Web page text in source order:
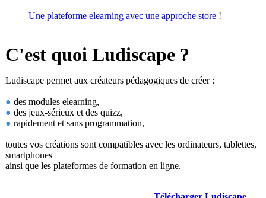
Une plateforme elearning avec une approche store !
C'est quoi Ludiscape ?
Ludiscape permet aux créateurs pédagogiques de créer :
● des modules elearning,
● des jeux-sérieux et des quizz,
● rapidement et sans programmation,
toutes vos créations sont compatibles avec les ordinateurs, tablettes,
smartphones
ainsi que les plateformes de formation en ligne.